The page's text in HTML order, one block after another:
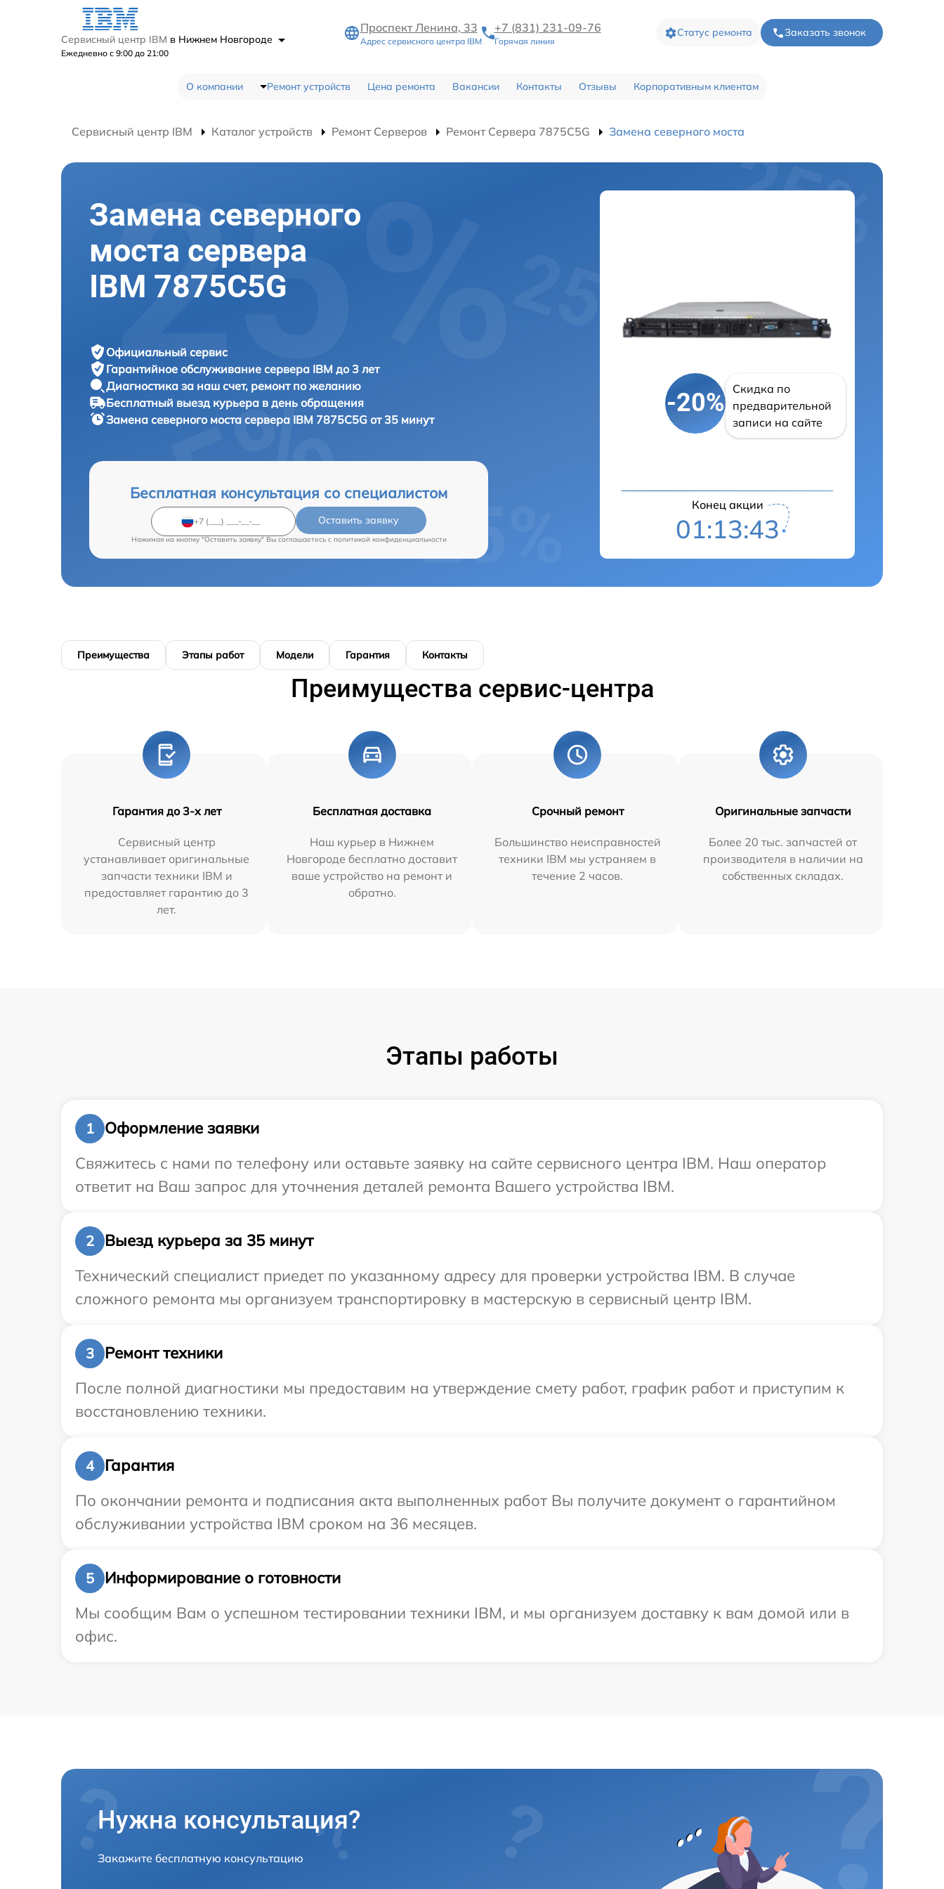
Сервисный центр IBM в Нижнем Новгороде
Ежедневно с 9:00 до 21:00
Проспект Ленина, 33
Адрес сервисного центра IBM
+7 (831) 231-09-76
Горячая линия
Статус ремонта Заказать звонок
О компании Ремонт устройств Цена ремонта Вакансии Контакты Отзывы Корпоративным клиентам
Сервисный центр IBM Каталог устройств Ремонт Серверов Ремонт Сервера 7875C5G Замена северного моста
Замена северного
моста сервера
IBM 7875C5G
Официальный сервис
Гарантийное обслуживание сервера IBM до 3 лет
Диагностика за наш счет, ремонт по желанию
Бесплатный выезд курьера в день обращения
Замена северного моста сервера IBM 7875C5G от 35 минут
Бесплатная консультация со специалистом
Оставить заявку
Нажимая на кнопку "Оставить заявку" Вы соглашаетесь c политикой конфиденциальности
-20%
Скидка по
предварительной
записи на сайте
Конец акции
01:13:42
Преимущества Этапы работ Модели Гарантия Контакты
Преимущества сервис-центра
Гарантия до 3-х лет
Сервисный центр
устанавливает оригинальные
запчасти техники IBM и
предоставляет гарантию до 3
лет.
Бесплатная доставка
Наш курьер в Нижнем
Новгороде бесплатно доставит
ваше устройство на ремонт и
обратно.
Срочный ремонт
Большинство неисправностей
техники IBM мы устраняем в
течение 2 часов.
Оригинальные запчасти
Более 20 тыс. запчастей от
производителя в наличии на
собственных складах.
Этапы работы
1
Оформление заявки
Свяжитесь с нами по телефону или оставьте заявку на сайте сервисного центра IBM. Наш оператор
ответит на Ваш запрос для уточнения деталей ремонта Вашего устройства IBM.
2
Выезд курьера за 35 минут
Технический специалист приедет по указанному адресу для проверки устройства IBM. В случае
сложного ремонта мы организуем транспортировку в мастерскую в сервисный центр IBM.
3
Ремонт техники
После полной диагностики мы предоставим на утверждение смету работ, график работ и приступим к
восстановлению техники.
4
Гарантия
По окончании ремонта и подписания акта выполненных работ Вы получите документ о гарантийном
обслуживании устройства IBM сроком на 36 месяцев.
5
Информирование о готовности
Мы сообщим Вам о успешном тестировании техники IBM, и мы организуем доставку к вам домой или в
офис.
Нужна консультация?
Закажите бесплатную консультацию